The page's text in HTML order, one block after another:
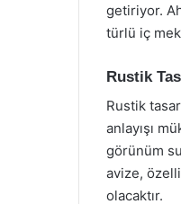
getiriyor.
türlü iç
Rustik
Rustik
anlayışı
görünüm
avize,
olacaktır.